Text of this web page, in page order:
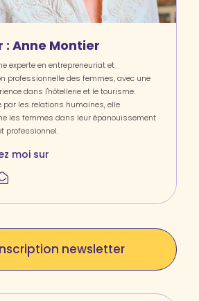
:Anne Montier
experte en entrepreneuriat et
professionnelle des femmes, avec une
dans l'hôtellerie et le tourisme.
par les relations humaines, elle
les femmes dans leur épanouissement
professionnel.
moi sur
newsletter